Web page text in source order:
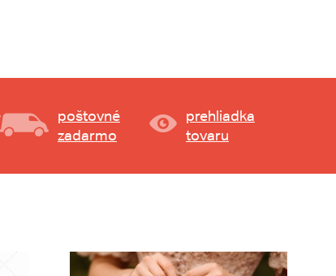
poštovné
zadarmo
prehliadka
tovaru